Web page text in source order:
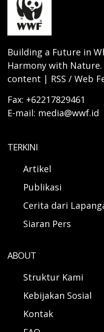
Building a Future in
Harmony with
content | RSS / Web
Fax: +62217829461
E-mail: media@wwf.id
TERKINI
Artikel
Publikasi
Cerita dari
Siaran Pers
ABOUT
Struktur Kami
Kebijakan Sosial
Kontak